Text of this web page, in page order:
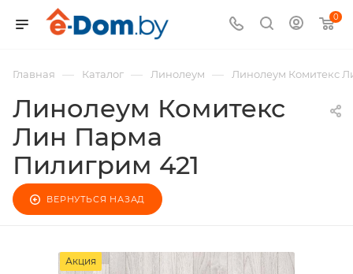
0
Главная — Каталог — Линолеум — Линолеум Комитекс
Линолеум Комитекс
Лин Парма
Пилигрим 421
ВЕРНУТЬСЯ НАЗАД
Акция